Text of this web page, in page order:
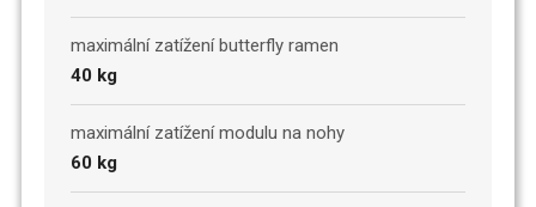
maximální zatížení butterfly ramen
40 kg
maximální zatížení modulu na nohy
60 kg